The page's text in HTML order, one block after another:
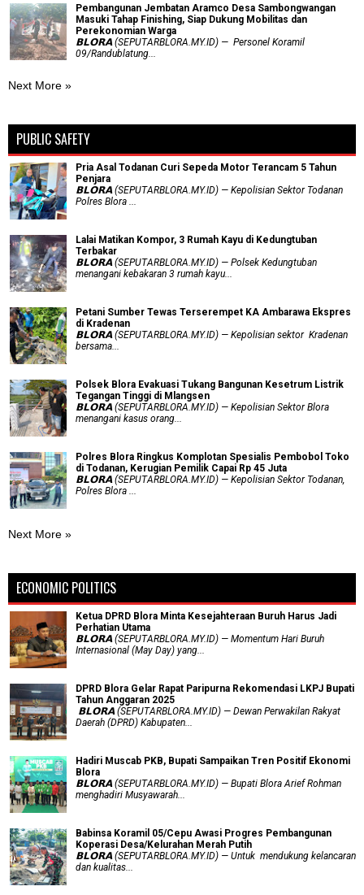
Pembangunan Jembatan Aramco Desa Sambongwangan
Masuki Tahap Finishing, Siap Dukung Mobilitas dan
Perekonomian Warga
𝗕𝗟𝗢𝗥𝗔 (SEPUTARBLORA.MY.ID) — Personel Koramil
09/Randublatung...
Next More »
PUBLIC SAFETY
Pria Asal Todanan Curi Sepeda Motor Terancam 5 Tahun
Penjara
𝗕𝗟𝗢𝗥𝗔 (SEPUTARBLORA.MY.ID) — Kepolisian Sektor Todanan
Polres Blora ...
Lalai Matikan Kompor, 3 Rumah Kayu di Kedungtuban
Terbakar
𝗕𝗟𝗢𝗥𝗔 (SEPUTARBLORA.MY.ID) — Polsek Kedungtuban
menangani kebakaran 3 rumah kayu...
Petani Sumber Tewas Terserempet KA Ambarawa Ekspres
di Kradenan
𝗕𝗟𝗢𝗥𝗔 (SEPUTARBLORA.MY.ID) — Kepolisian sektor Kradenan
bersama...
Polsek Blora Evakuasi Tukang Bangunan Kesetrum Listrik
Tegangan Tinggi di Mlangsen
𝗕𝗟𝗢𝗥𝗔 (SEPUTARBLORA.MY.ID) — Kepolisian Sektor Blora
menangani kasus orang...
Polres Blora Ringkus Komplotan Spesialis Pembobol Toko
di Todanan, Kerugian Pemilik Capai Rp 45 Juta
𝗕𝗟𝗢𝗥𝗔 (SEPUTARBLORA.MY.ID) — Kepolisian Sektor Todanan,
Polres Blora ...
Next More »
ECONOMIC POLITICS
Ketua DPRD Blora Minta Kesejahteraan Buruh Harus Jadi
Perhatian Utama
​𝗕𝗟𝗢𝗥𝗔 (SEPUTARBLORA.MY.ID) — Momentum Hari Buruh
Internasional (May Day) yang...
DPRD Blora Gelar Rapat Paripurna Rekomendasi LKPJ Bupati
Tahun Anggaran 2025
‎ 𝗕𝗟𝗢𝗥𝗔 (SEPUTARBLORA.MY.ID) — Dewan Perwakilan Rakyat
Daerah (DPRD) Kabupaten...
Hadiri Muscab PKB, Bupati Sampaikan Tren Positif Ekonomi
Blora
𝗕𝗟𝗢𝗥𝗔 (SEPUTARBLORA.MY.ID) — Bupati Blora Arief Rohman
menghadiri Musyawarah...
Babinsa Koramil 05/Cepu Awasi Progres Pembangunan
Koperasi Desa/Kelurahan Merah Putih
𝗕𝗟𝗢𝗥𝗔 (SEPUTARBLORA.MY.ID) — Untuk mendukung kelancaran
dan kualitas...